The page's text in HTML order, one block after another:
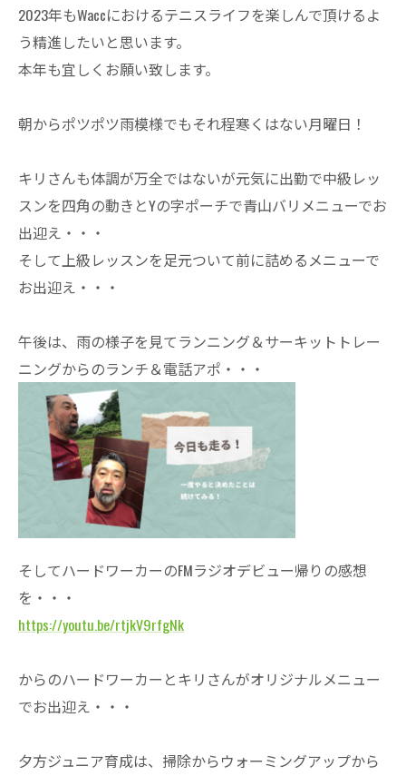
2023年もWaccにおけるテニスライフを楽しんで頂けるよ
う精進したいと思います。
本年も宜しくお願い致します。
朝からポツポツ雨模様でもそれ程寒くはない月曜日！
キリさんも体調が万全ではないが元気に出勤で中級レッ
スンを四角の動きとYの字ポーチで青山バリメニューでお
出迎え・・・
そして上級レッスンを足元ついて前に詰めるメニューで
お出迎え・・・
午後は、雨の様子を見てランニング＆サーキットトレー
ニングからのランチ＆電話アポ・・・
そしてハードワーカーのFMラジオデビュー帰りの感想
を・・・
https://youtu.be/rtjkV9rfgNk
からのハードワーカーとキリさんがオリジナルメニュー
でお出迎え・・・
夕方ジュニア育成は、掃除からウォーミングアップから